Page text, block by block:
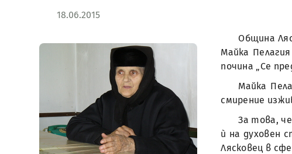
18.06.2015
Община
Майка
почина „Се
Майка
смирение
За това,
ѝ на духовен
Лясковец в